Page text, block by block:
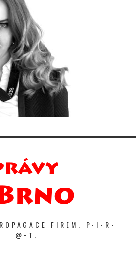
FIREM. P-I-R-
@-T.